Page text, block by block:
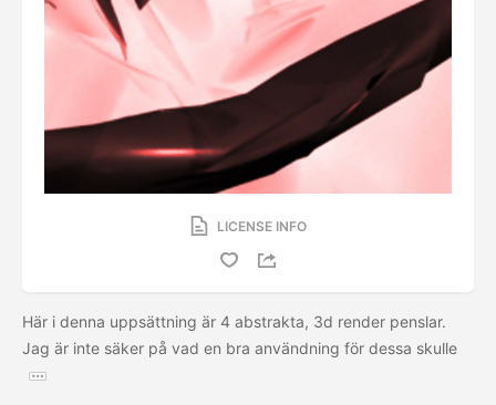
LICENSE INFO
Här i denna uppsättning är 4 abstrakta, 3d render penslar.
Jag är inte säker på vad en bra användning för dessa skulle